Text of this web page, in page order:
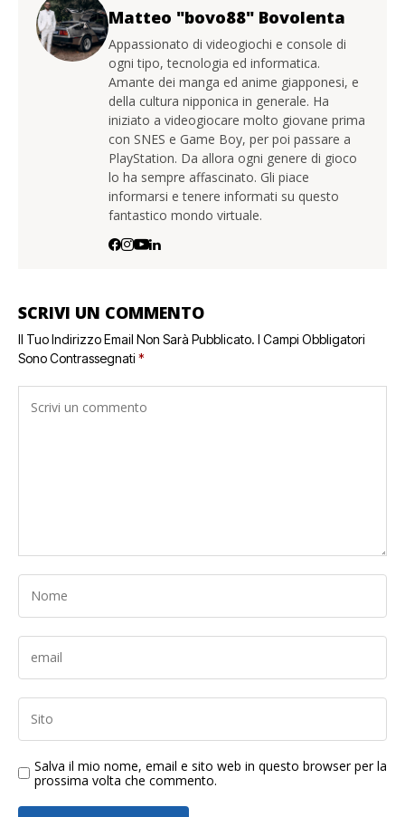
Matteo "bovo88" Bovolenta
Appassionato di videogiochi e console di
ogni tipo, tecnologia ed informatica.
Amante dei manga ed anime giapponesi, e
della cultura nipponica in generale. Ha
iniziato a videogiocare molto giovane prima
con SNES e Game Boy, per poi passare a
PlayStation. Da allora ogni genere di gioco
lo ha sempre affascinato. Gli piace
informarsi e tenere informati su questo
fantastico mondo virtuale.
SCRIVI UN COMMENTO
Il Tuo Indirizzo Email Non Sarà Pubblicato. I Campi Obbligatori
Sono Contrassegnati *
Salva il mio nome, email e sito web in questo browser per la
prossima volta che commento.